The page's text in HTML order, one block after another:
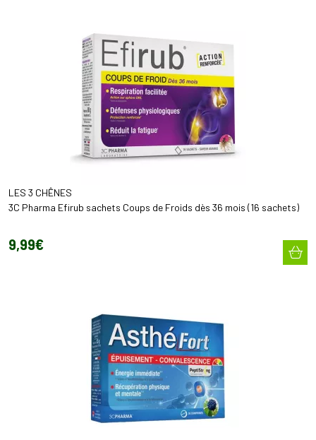
LES 3 CHÊNES
3C Pharma Efirub sachets Coups de Froids dès 36 mois (16 sachets)
9,99€